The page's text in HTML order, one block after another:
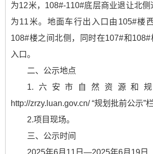
为12米，108#-110#底层商业退让北
为11米。地面车行出入口由105#楼
108#楼之间北侧，同时在107#和
入口。
二、公示地点
1.六安市自然资源和
http://zrzy.luan.gov.cn/ “规划批前公示”栏
2.项目现场。
三、公示时间
2025年6月11日—2025年6月19日